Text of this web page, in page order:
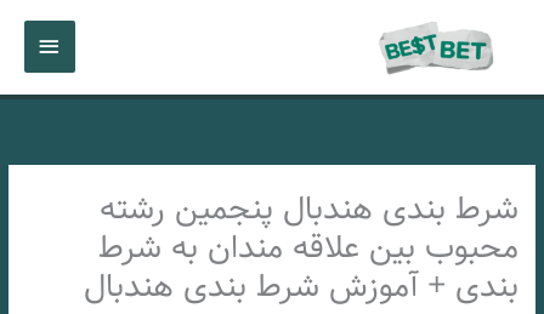
اصلی
شرط بندی هندبال پنجمین رشته
محبوب بین علاقه مندان به شرط
بندی + آموزش شرط بندی هندبال